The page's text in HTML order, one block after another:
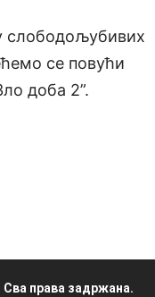
слободољубивих
се повући
доба 2”.
права задржана.